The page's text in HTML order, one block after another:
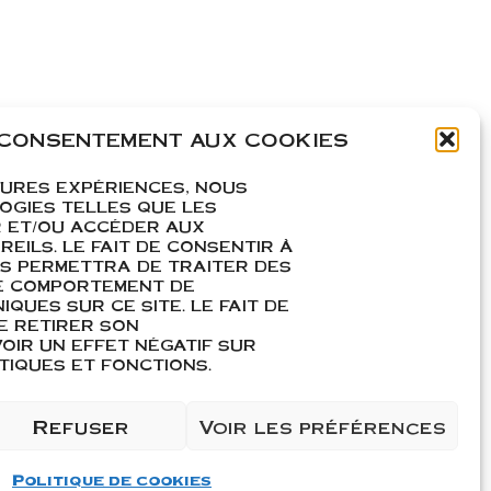
AUX COOKIES
EXPÉRIENCES, NOUS
TELLES QUE LES
ET/OU ACCÉDER AUX
LE FAIT DE CONSENTIR À
PERMETTRA DE TRAITER DES
DE
SUR CE SITE. LE FAIT DE
RETIRER SON
UN EFFET NÉGATIF SUR
ET FONCTIONS.
Refuser Voir les préférences
Politique de cookies
de 6
Ajouter au panier